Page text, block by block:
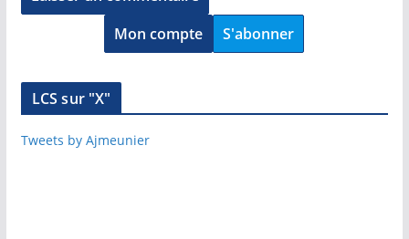
Mon compte S'abonner
LCS sur "X"
Tweets by Ajmeunier